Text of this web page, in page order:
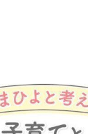
も】妊婦の感染